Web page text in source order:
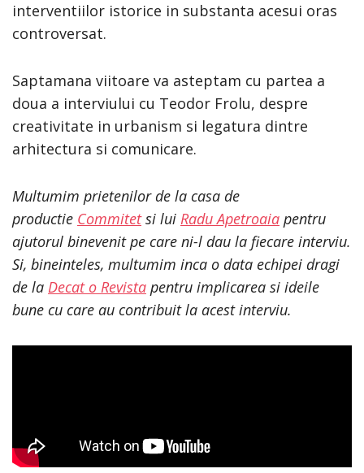
interventiilor istorice in substanta acesui oras
controversat.
Saptamana viitoare va asteptam cu partea a
doua a interviului cu Teodor Frolu, despre
creativitate in urbanism si legatura dintre
arhitectura si comunicare.
Multumim prietenilor de la casa de
productie Commitetsi lui Radu Apetroaia pentru
ajutorul binevenit pe care ni-l dau la fiecare interviu.
Si, bineinteles, multumim inca o data echipei dragi
de la Decat o Revista pentru implicarea si ideile
bune cu care au contribuit la acest interviu.